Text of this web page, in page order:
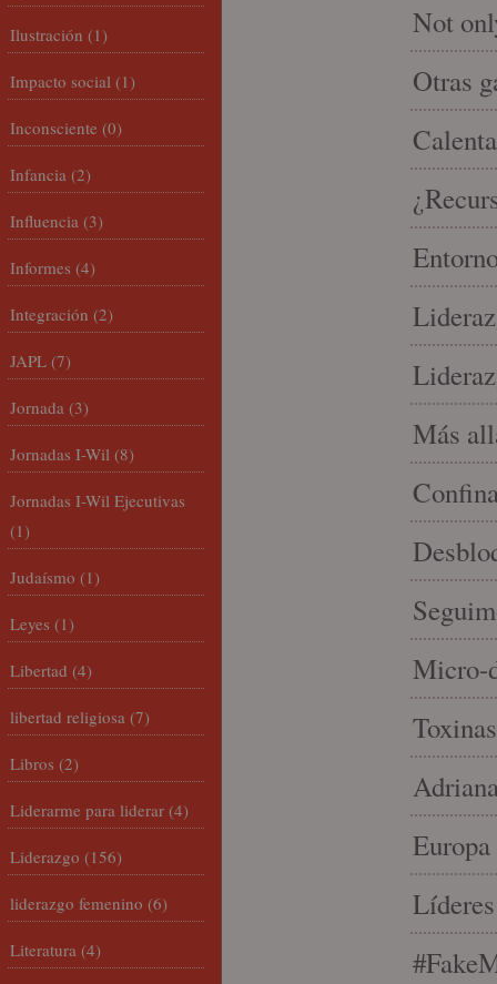
Not
Otras
Más
Micro-
Ilustración (1)
Impacto social (1)
Inconsciente (0)
Infancia (2)
Influencia (3)
Informes (4)
Integración (2)
JAPL (7)
Jornada (3)
Jornadas I-Wil (8)
Jornadas I-Wil Ejecutivas
(1)
Judaísmo (1)
Leyes (1)
Libertad (4)
libertad religiosa (7)
Libros (2)
Liderarme para liderar (4)
Liderazgo (156)
liderazgo femenino (6)
Literatura (4)